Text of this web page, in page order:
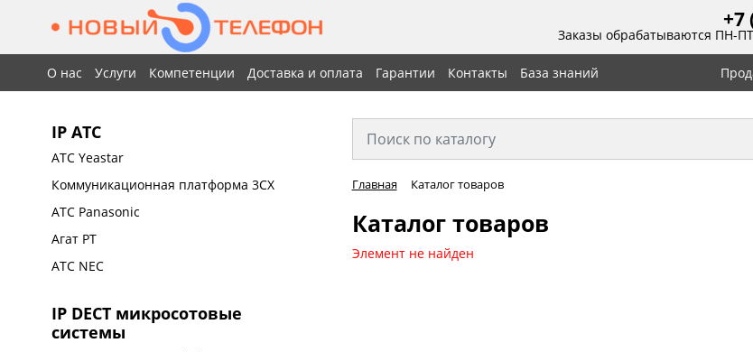
+7
Заказы обрабатываются ПН-
О нас Услуги Компетенции Доставка и оплата Гарантии Контакты База знаний
IP АТС
АТС Yeastar
Коммуникационная платформа 3CX
АТС Panasonic
Агат РТ
АТС NEC
IP DECT микросотовые
системы
Главная Каталог товаров
Каталог товаров
Элемент не найден